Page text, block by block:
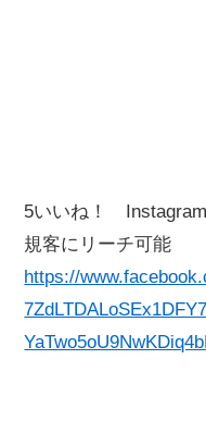
5いいね！
規客にリーチ可能
https://